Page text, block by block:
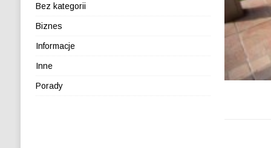
Bez kategorii
Biznes
Informacje
Inne
Porady